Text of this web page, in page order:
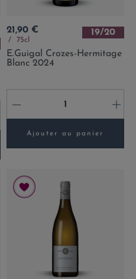
Prix
21,90 €
75cl
19/20
E.Guigal Crozes-Hermitage
Blanc 2024
- +
Ajouter au panier